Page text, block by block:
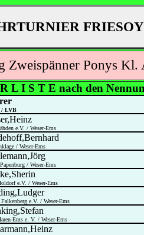
Zweispänner Ponys Kl.
L I S T E nach den
/ LVB
e.V. / Weser-Ems
/ Weser-Ems
/ Weser-Ems
e.V. / Weser-Ems
e.V. / Weser-Ems
Ems e. V. / Weser-Ems